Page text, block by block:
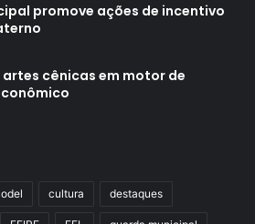
promove ações de incentivo
cênicas em motor de
cultura destaques